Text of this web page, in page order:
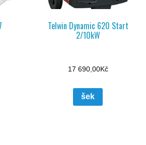
Telwin Dynamic 620 Start
2/10kW
17 690,00Kč
šek